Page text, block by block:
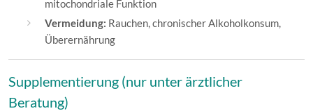
mitochondriale Funktion
Vermeidung: Rauchen, chronischer Alkoholkonsum,
Überernährung
Supplementierung (nur unter ärztlicher
Beratung)